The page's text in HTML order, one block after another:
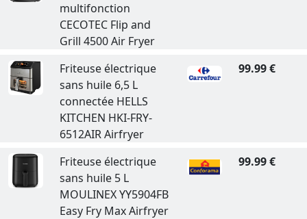
multifonction
CECOTEC Flip and
Grill 4500 Air Fryer
Friteuse électrique
sans huile 6,5 L
connectée HELLS
KITCHEN HKI-FRY-
6512AIR Airfryer
99.99 €
Friteuse électrique
sans huile 5 L
MOULINEX YY5904FB
Easy Fry Max Airfryer
99.99 €